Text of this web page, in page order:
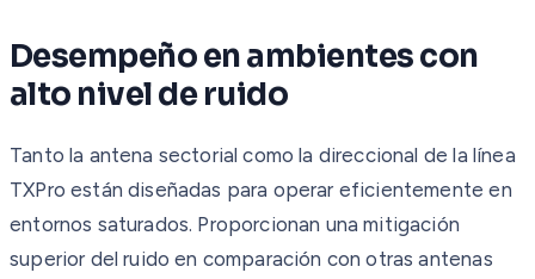
Desempeño en ambientes con
alto nivel de ruido
Tanto la antena sectorial como la direccional de la línea
TXPro están diseñadas para operar eficientemente en
entornos saturados. Proporcionan una mitigación
superior del ruido en comparación con otras antenas